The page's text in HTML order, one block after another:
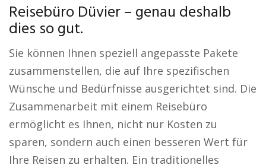
Reisebüro Düvier – genau deshalb
dies so gut.
Sie können Ihnen speziell angepasste Pakete
zusammenstellen, die auf Ihre spezifischen
Wünsche und Bedürfnisse ausgerichtet sind. Die
Zusammenarbeit mit einem Reisebüro
ermöglicht es Ihnen, nicht nur Kosten zu
sparen, sondern auch einen besseren Wert für
Ihre Reisen zu erhalten. Ein traditionelles